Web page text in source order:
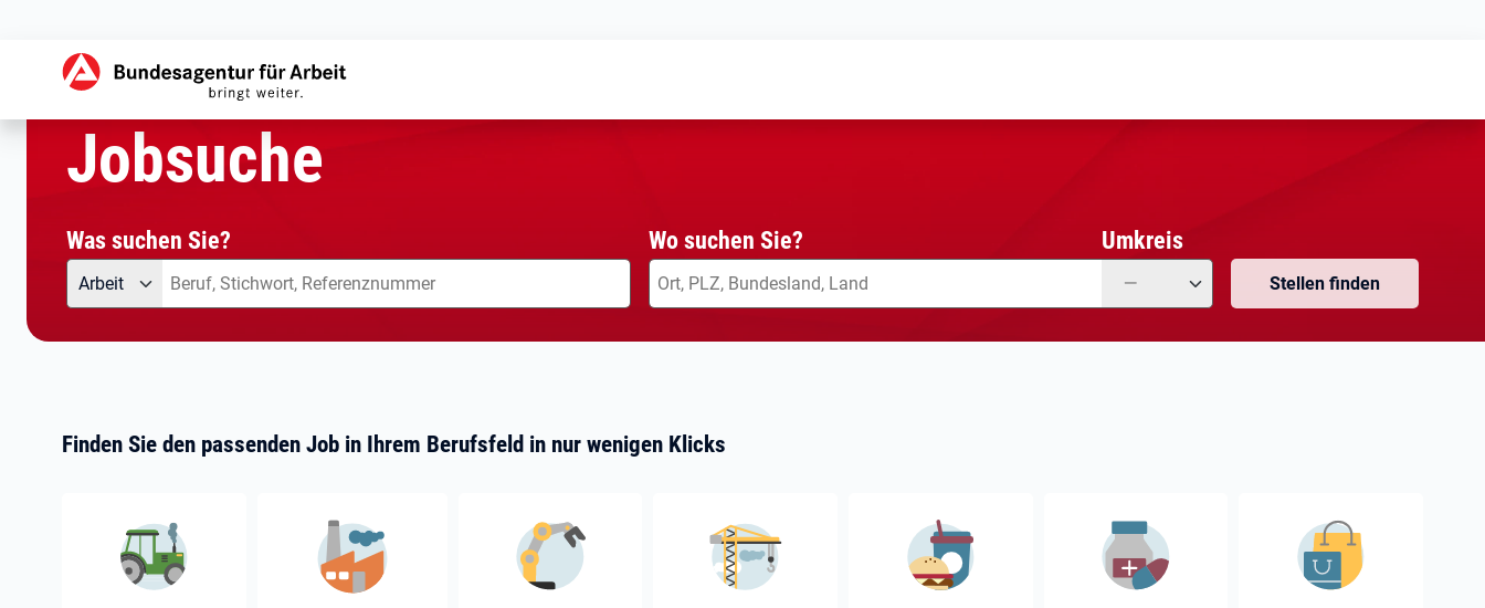
Startseite
Jobsuche
Was suchen Sie?
Angebotsart
Arbeit Was suchen Sie?
Wo suchen Sie? Umkreis
— Stellen finden
Finden Sie den passenden Job in Ihrem Berufsfeld in nur wenigen Klicks